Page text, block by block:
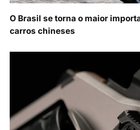
O Brasil se torna o maior
carros chineses